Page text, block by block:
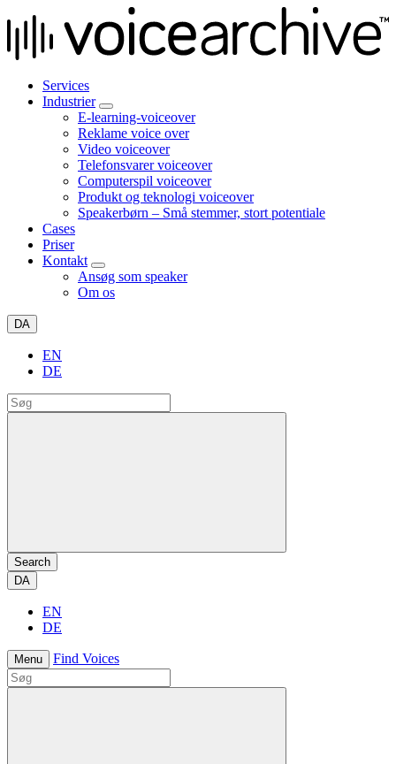
Services
Industrier
E-learning-voiceover
Reklame voice over
Video voiceover
Telefonsvarer voiceover
Computerspil voiceover
Produkt og teknologi voiceover
Speakerbørn – Små stemmer, stort potentiale
Cases
Priser
Kontakt
Ansøg som speaker
Om os
DA
EN
DE
Search
DA
EN
DE
Menu Find Voices